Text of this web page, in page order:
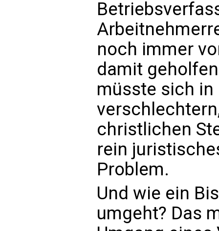
noch immer
damit
müsste sich in
christlichen
rein
Problem.
Und wie ein
umgeht? Das